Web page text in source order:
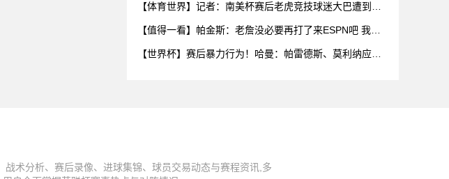
【体育世界】记者：南美杯赛后老虎竞技球迷大巴遭到枪
【值得一看】帕金斯：老詹没必要再打了来ESPN吧 我们
【世界杯】赛后暴力行为！哈曼：帕雷德斯、莫利纳应被
术分析、赛后录像、进球集锦、球员交易动态与赛程资讯,多